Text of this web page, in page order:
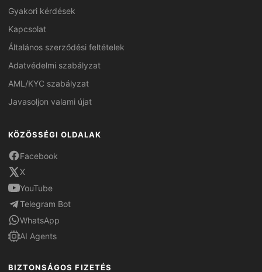
Gyakori kérdések
Kapcsolat
Általános szerződési feltételek
Adatvédelmi szabályzat
AML/KYC szabályzat
Javasoljon valami újat
KÖZÖSSÉGI OLDALAK
Facebook
X
YouTube
Telegram Bot
WhatsApp
AI Agents
BIZTONSÁGOS FIZETÉS